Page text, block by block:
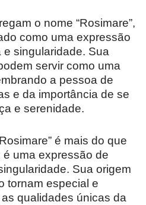
o nome “Rosimare”,
como uma expressão
singularidade. Sua
servir como uma
a pessoa de
e da importância de se
e serenidade.
é mais do que
uma expressão de
Sua origem
tornam especial e
qualidades únicas da